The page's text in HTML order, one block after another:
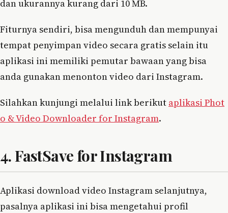
dan ukurannya kurang dari 10 MB.
Fiturnya sendiri, bisa mengunduh dan mempunyai
tempat penyimpan video secara gratis selain itu
aplikasi ini memiliki pemutar bawaan yang bisa
anda gunakan menonton video dari Instagram.
Silahkan kunjungi melalui link berikut aplikasi Phot
o & Video Downloader for Instagram.
4. FastSave for Instagram
Aplikasi download video Instagram selanjutnya,
pasalnya aplikasi ini bisa mengetahui profil